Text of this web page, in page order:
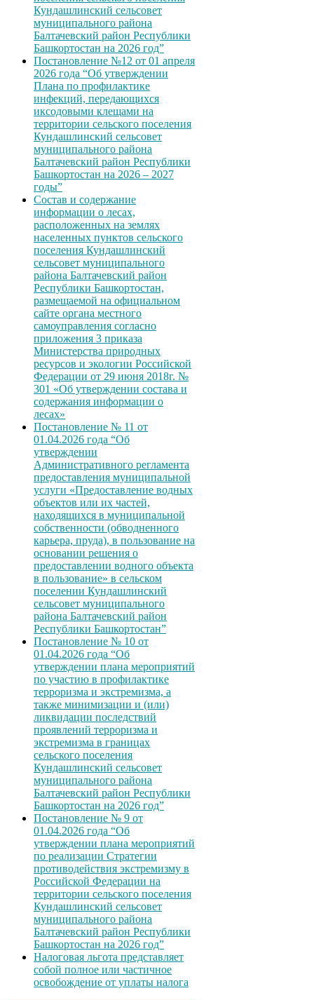
Кундашлинский сельсовет
муниципального района
Балтачевский район Республики
Башкортостан на 2026 год”
Постановление №12 от 01 апреля
2026 года “Об утверждении
Плана по профилактике
инфекций, передающихся
иксодовыми клещами на
территории сельского поселения
Кундашлинский сельсовет
муниципального района
Балтачевский район Республики
Башкортостан на 2026 – 2027
годы”
Состав и содержание
информации о лесах,
расположенных на землях
населенных пунктов сельского
поселения Кундашлинский
сельсовет муниципального
района Балтачевский район
Республики Башкортостан,
размещаемой на официальном
сайте органа местного
самоуправления согласно
приложения 3 приказа
Министерства природных
ресурсов и экологии Российской
Федерации от 29 июня 2018г. №
301 «Об утверждении состава и
содержания информации о
лесах»
Постановление № 11 от
01.04.2026 года “Об
утверждении
Административного регламента
предоставления муниципальной
услуги «Предоставление водных
объектов или их частей,
находящихся в муниципальной
собственности (обводненного
карьера, пруда), в пользование на
основании решения о
предоставлении водного объекта
в пользование» в сельском
поселении Кундашлинский
сельсовет муниципального
района Балтачевский район
Республики Башкортостан”
Постановление № 10 от
01.04.2026 года “Об
утверждении плана мероприятий
по участию в профилактике
терроризма и экстремизма, а
также минимизации и (или)
ликвидации последствий
проявлений терроризма и
экстремизма в границах
сельского поселения
Кундашлинский сельсовет
муниципального района
Балтачевский район Республики
Башкортостан на 2026 год”
Постановление № 9 от
01.04.2026 года “Об
утверждении плана мероприятий
по реализации Стратегии
противодействия экстремизму в
Российской Федерации на
территории сельского поселения
Кундашлинский сельсовет
муниципального района
Балтачевский район Республики
Башкортостан на 2026 год”
Налоговая льгота представляет
собой полное или частичное
освобождение от уплаты налога